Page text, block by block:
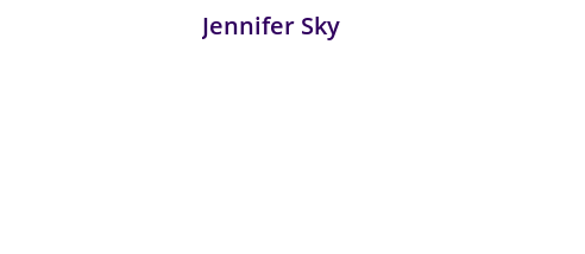
Jennifer Sky